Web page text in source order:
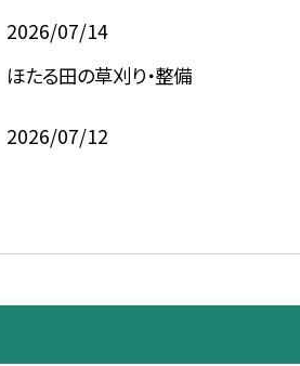
2026/07/14
ほたる田の草刈り・整備
2026/07/12